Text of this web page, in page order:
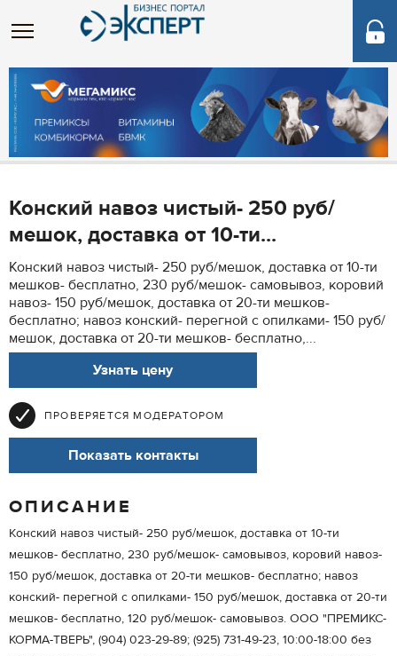
Конский навоз чистый- 250 руб/
мешок, доставка от 10-ти...
Конский навоз чистый- 250 руб/мешок, доставка от 10-ти
мешков- бесплатно, 230 руб/мешок- самовывоз, коровий
навоз- 150 руб/мешок, доставка от 20-ти мешков-
бесплатно; навоз конский- перегной с опилками- 150 руб/
мешок, доставка от 20-ти мешков- бесплатно,...
Узнать цену
ПРОВЕРЯЕТСЯ МОДЕРАТОРОМ
Показать контакты
ОПИСАНИЕ
Конский навоз чистый- 250 руб/мешок, доставка от 10-ти
мешков- бесплатно, 230 руб/мешок- самовывоз, коровий навоз-
150 руб/мешок, доставка от 20-ти мешков- бесплатно; навоз
конский- перегной с опилками- 150 руб/мешок, доставка от 20-ти
мешков- бесплатно, 120 руб/мешок- самовывоз. ООО "ПРЕМИКС-
КОРМА-ТВЕРЬ", (904) 023-29-89; (925) 731-49-23, 10:00-18:00 без